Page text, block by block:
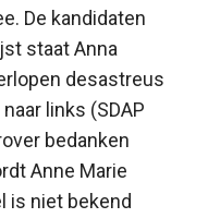
De kandidaten
staat Anna
desastreus
links (SDAP
bedanken
Anne Marie
is niet bekend